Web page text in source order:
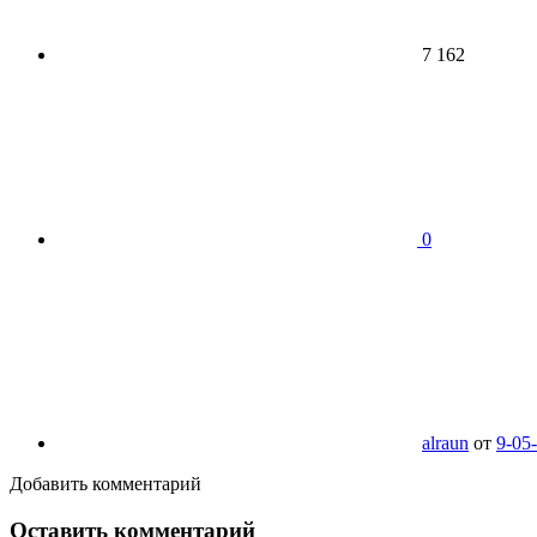
7 162
0
alraun от 9-
Добавить комментарий
Оставить комментарий